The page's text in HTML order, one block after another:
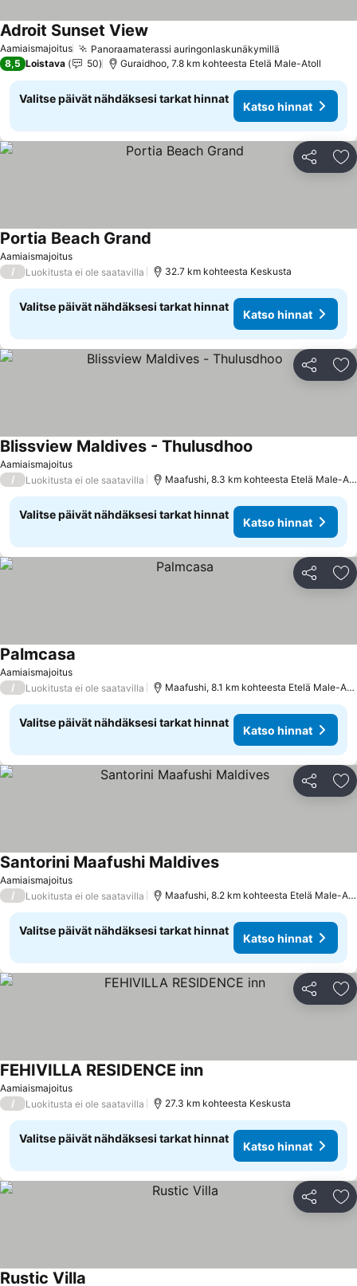
Aamiaismajoitus Panoraamaterassi auringonlaskunäkymillä
Adroit Sunset View
8,5 Loistava 50 Guraidhoo, 7.8 km kohteesta Etelä Male-Atoll
Valitse päivät nähdäksesi tarkat hinnat
Katso hinnat
Jaa
Aamiaismajoitus
Portia Beach Grand
/ Luokitusta ei ole saatavilla 32.7 km kohteesta Keskusta
Valitse päivät nähdäksesi tarkat hinnat
Katso hinnat
Jaa
Aamiaismajoitus
Blissview Maldives - Thulusdhoo
/ Luokitusta ei ole saatavilla Maafushi, 8.3 km kohteesta Etelä Male-
Valitse päivät nähdäksesi tarkat hinnat
Katso hinnat
Jaa
Aamiaismajoitus
Palmcasa
/ Luokitusta ei ole saatavilla Maafushi, 8.1 km kohteesta Etelä Male-
Valitse päivät nähdäksesi tarkat hinnat
Katso hinnat
Jaa
Aamiaismajoitus
Santorini Maafushi MaldivesKatso hinnat
/ Luokitusta ei ole saatavilla Maafushi, 8.2 km kohteesta Etelä Male-
Valitse päivät nähdäksesi tarkat hinnat
Katso hinnat
Jaa
Aamiaismajoitus
FEHIVILLA RESIDENCE innKatso hinnat
/ Luokitusta ei ole saatavilla 27.3 km kohteesta Keskusta
Valitse päivät nähdäksesi tarkat hinnat
Katso hinnat
Jaa
Rustic Villa